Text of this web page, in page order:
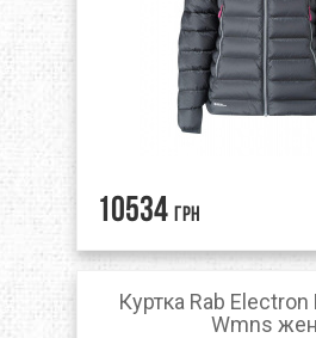
10534 грн
Куртка Rab
Wmns